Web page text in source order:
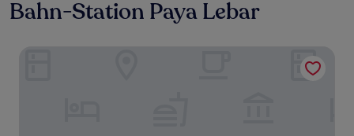
Bahn-Station Paya Lebar